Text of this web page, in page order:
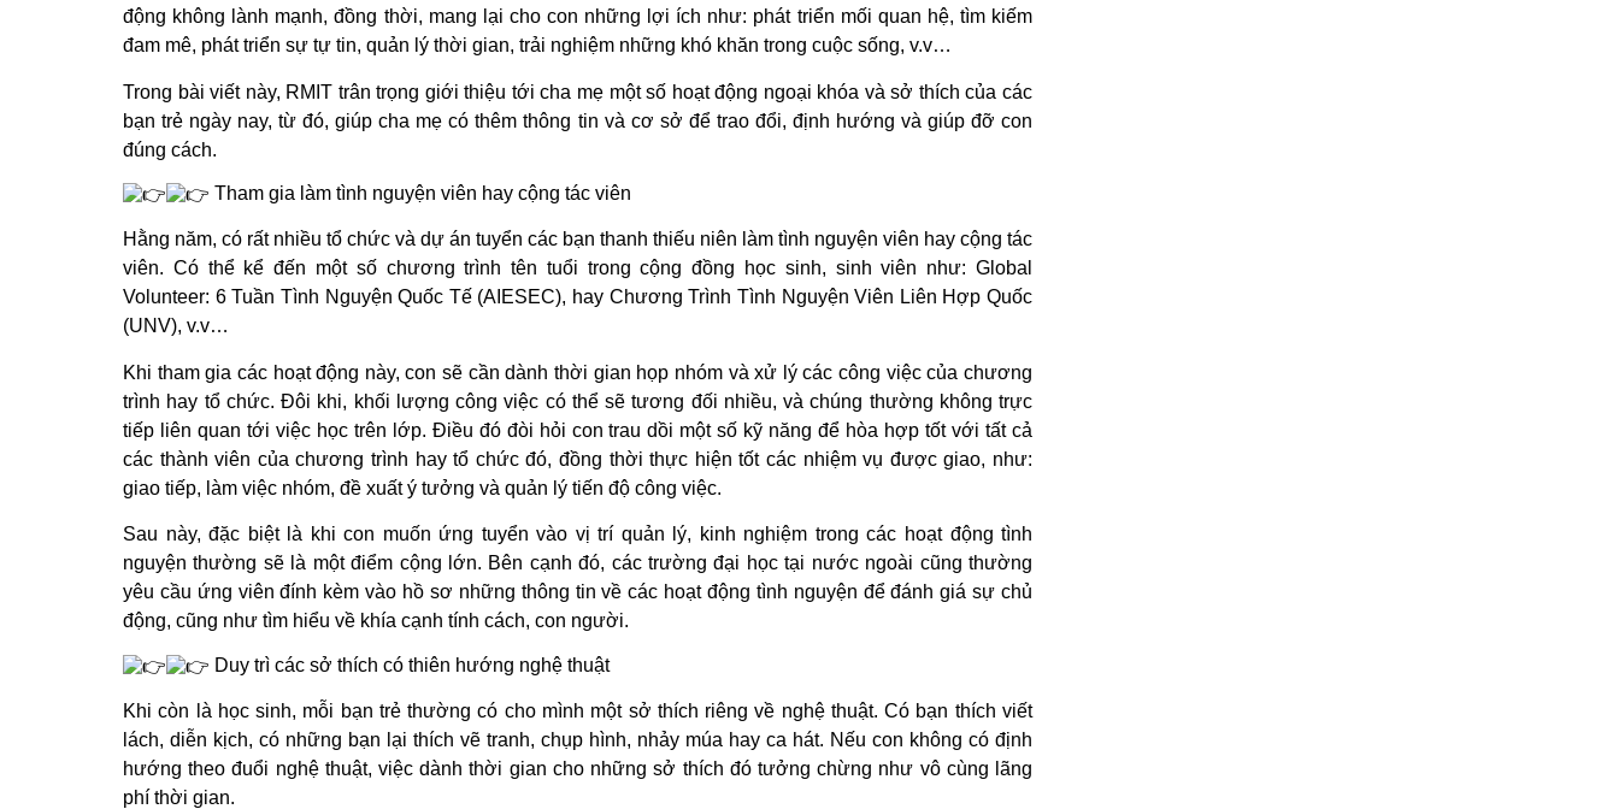
động không lành mạnh, đồng thời, mang lại cho con những lợi ích như: phát triển mối quan hệ, tìm kiếm
đam mê, phát triển sự tự tin, quản lý thời gian, trải nghiệm những khó khăn trong cuộc sống, v.v…
Trong bài viết này, RMIT trân trọng giới thiệu tới cha mẹ một số hoạt động ngoại khóa và sở thích của các
bạn trẻ ngày nay, từ đó, giúp cha mẹ có thêm thông tin và cơ sở để trao đổi, định hướng và giúp đỡ con
đúng cách.
Tham gia làm tình nguyện viên hay cộng tác viên
Hằng năm, có rất nhiều tổ chức và dự án tuyển các bạn thanh thiếu niên làm tình nguyện viên hay cộng tác
viên. Có thể kể đến một số chương trình tên tuổi trong cộng đồng học sinh, sinh viên như: Global
Volunteer: 6 Tuần Tình Nguyện Quốc Tế (AIESEC), hay Chương Trình Tình Nguyện Viên Liên Hợp Quốc
(UNV), v.v…
Khi tham gia các hoạt động này, con sẽ cần dành thời gian họp nhóm và xử lý các công việc của chương
trình hay tổ chức. Đôi khi, khối lượng công việc có thể sẽ tương đối nhiều, và chúng thường không trực
tiếp liên quan tới việc học trên lớp. Điều đó đòi hỏi con trau dồi một số kỹ năng để hòa hợp tốt với tất cả
các thành viên của chương trình hay tổ chức đó, đồng thời thực hiện tốt các nhiệm vụ được giao, như:
giao tiếp, làm việc nhóm, đề xuất ý tưởng và quản lý tiến độ công việc.
Sau này, đặc biệt là khi con muốn ứng tuyển vào vị trí quản lý, kinh nghiệm trong các hoạt động tình
nguyện thường sẽ là một điểm cộng lớn. Bên cạnh đó, các trường đại học tại nước ngoài cũng thường
yêu cầu ứng viên đính kèm vào hồ sơ những thông tin về các hoạt động tình nguyện để đánh giá sự chủ
động, cũng như tìm hiểu về khía cạnh tính cách, con người.
Duy trì các sở thích có thiên hướng nghệ thuật
Khi còn là học sinh, mỗi bạn trẻ thường có cho mình một sở thích riêng về nghệ thuật. Có bạn thích viết
lách, diễn kịch, có những bạn lại thích vẽ tranh, chụp hình, nhảy múa hay ca hát. Nếu con không có định
hướng theo đuổi nghệ thuật, việc dành thời gian cho những sở thích đó tưởng chừng như vô cùng lãng
phí thời gian.